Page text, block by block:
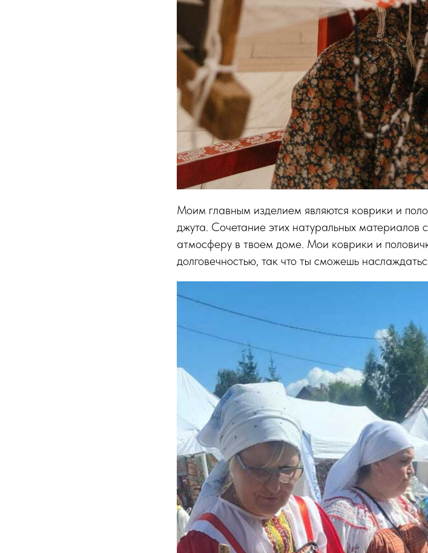
Моим главным изделием являются коврики и
джута. Сочетание этих натуральных материалов
атмосферу в твоем доме. Мои коврики и
долговечностью, так что ты сможешь